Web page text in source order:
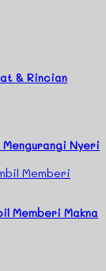
& Rincian
Mengurangi Nyeri
Memberi Makna